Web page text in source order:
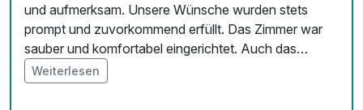
und aufmerksam. Unsere Wünsche wurden stets
prompt und zuvorkommend erfüllt. Das Zimmer war
sauber und komfortabel eingerichtet. Auch das
Frühstück war reichhaltig und lecker. Wir haben uns
rundum wohlgefühlt. Vielen Dank für die schöne Zeit.
Weiterlesen